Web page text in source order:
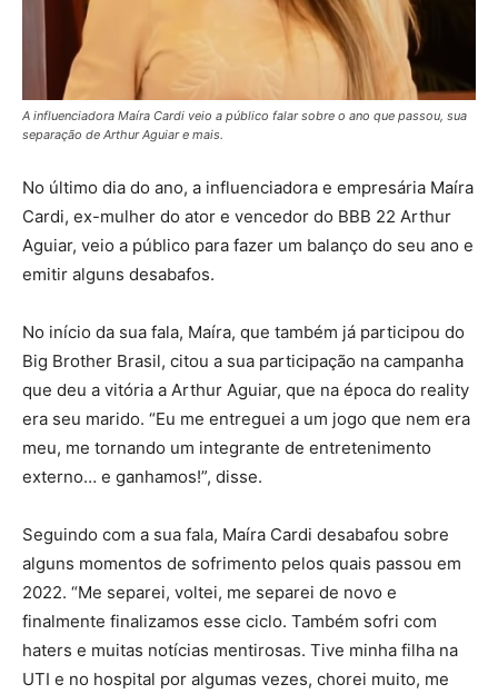
A influenciadora Maíra Cardi veio a público falar sobre o ano que passou, sua
separação de Arthur Aguiar e mais.
No último dia do ano, a influenciadora e empresária Maíra
Cardi, ex-mulher do ator e vencedor do BBB 22 Arthur
Aguiar, veio a público para fazer um balanço do seu ano e
emitir alguns desabafos.
No início da sua fala, Maíra, que também já participou do
Big Brother Brasil, citou a sua participação na campanha
que deu a vitória a Arthur Aguiar, que na época do reality
era seu marido. “Eu me entreguei a um jogo que nem era
meu, me tornando um integrante de entretenimento
externo… e ganhamos!”, disse.
Seguindo com a sua fala, Maíra Cardi desabafou sobre
alguns momentos de sofrimento pelos quais passou em
2022. “Me separei, voltei, me separei de novo e
finalmente finalizamos esse ciclo. Também sofri com
haters e muitas notícias mentirosas. Tive minha filha na
UTI e no hospital por algumas vezes, chorei muito, me